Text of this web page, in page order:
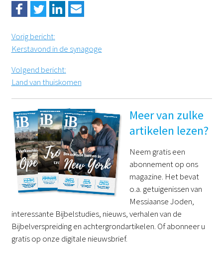
Vorig bericht:
Kerstavond in de synagoge
Volgend bericht:
Land van thuiskomen
Meer van zulke
artikelen lezen?
Neem gratis een
abonnement op ons
magazine. Het bevat
o.a. getuigenissen van
Messiaanse Joden,
interessante Bijbelstudies, nieuws, verhalen van de
Bijbelverspreiding en achtergrondartikelen. Of abonneer u
gratis op onze digitale nieuwsbrief.